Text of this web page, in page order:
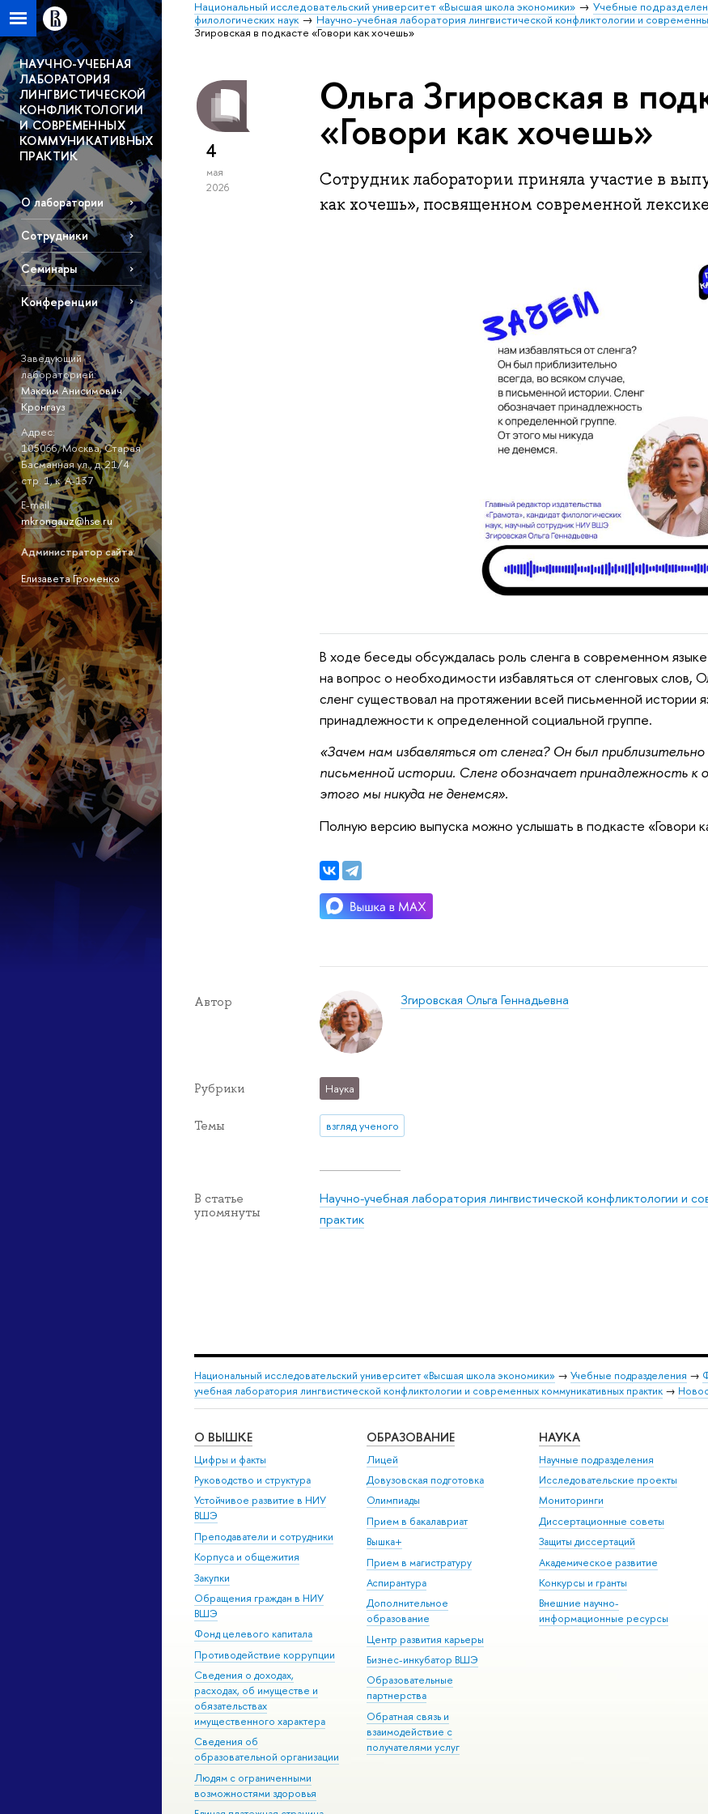
Национальный исследовательский университет «Высшая школа экономики» Учебные
филологических наук
Научно-учебная лаборатория лингвистической конфликтологии и
Згировская в подкасте «Говори как хочешь»
НАУЧНО-УЧЕБНАЯ
ЛАБОРАТОРИЯ
ЛИНГВИСТИЧЕСКОЙ
КОНФЛИКТОЛОГИИ
И СОВРЕМЕННЫХ
КОММУНИКАТИВНЫХ
ПРАКТИК
О лаборатории
Сотрудники
Семинары
Конференции
Заведующий
лабораторией:
Максим Анисимович
Кронгауз
Адрес:
105066, Москва, Старая
Басманная ул., д. 21/4
стр. 1, к. А-137
E-mail:
mkrongauz@hse.ru
Администратор сайта:
Елизавета Громенко
4
мая
2026
Ольга Згировская в
«Говори как хочешь»
Сотрудник лаборатории приняла участие в
как хочешь», посвященном современной
В ходе беседы обсуждалась роль сленга в современном
на вопрос о необходимости избавляться от сленговых слов,
сленг существовал на протяжении всей письменной истории
принадлежности к определенной социальной группе.
«Зачем нам избавляться от сленга? Он был приблизительно
письменной истории. Сленг обозначает принадлежность к
этого мы никуда не денемся».
Полную версию выпуска можно услышать в подкасте «Говори
Автор Згировская Ольга Геннадьевна
Рубрики Наука
Темы взгляд ученого
В статье
упомянуты
Научно-учебная лаборатория лингвистической конфликтологии и
практик
Национальный исследовательский университет «Высшая школа экономики» → Учебные подразделения →
учебная лаборатория лингвистической конфликтологии и современных коммуникативных практик →
О ВЫШКЕ
Цифры и факты
Руководство и структура
Устойчивое развитие в НИУ
ВШЭ
Преподаватели и сотрудники
Корпуса и общежития
Закупки
Обращения граждан в НИУ
ВШЭ
Фонд целевого капитала
Противодействие коррупции
Сведения о доходах,
расходах, об имуществе и
обязательствах
имущественного характера
Сведения об
образовательной организации
Людям с ограниченными
возможностями здоровья
ОБРАЗОВАНИЕ
Лицей
Довузовская подготовка
Олимпиады
Прием в бакалавриат
Вышка+
Прием в магистратуру
Аспирантура
Дополнительное
образование
Центр развития карьеры
Бизнес-инкубатор ВШЭ
Образовательные
партнерства
Обратная связь и
взаимодействие с
получателями услуг
НАУКА
Научные подразделения
Исследовательские проекты
Мониторинги
Диссертационные советы
Защиты диссертаций
Академическое развитие
Конкурсы и гранты
Внешние научно-
информационные ресурсы